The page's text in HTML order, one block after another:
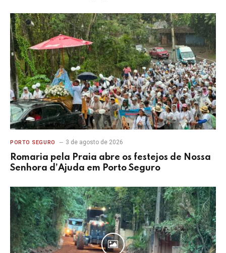
PORTO SEGURO 3 de agosto de 2026
Romaria pela Praia abre os festejos de Nossa
Senhora d’Ajuda em Porto Seguro